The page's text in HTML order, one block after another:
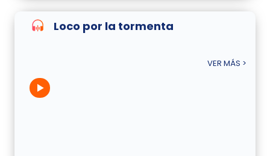
Loco por la tormenta
VER MÁS >